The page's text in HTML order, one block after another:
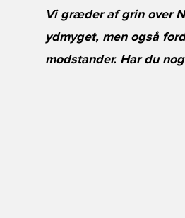
Vi græder af grin over
ydmyget, men også
modstander. Har du